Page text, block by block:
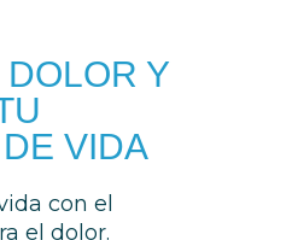
Y
VIDA
con el
el dolor.